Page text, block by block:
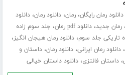
دانلود رمان رایگان،رمان،دانلود رمان،دانلود
،رمان جدید،دانلود pdf رمان ، جلد سوم زاده
تاریکی جلد سوم،دانلود رمان هیجان انگیز،
،دانلود رمان ایرانی،دانلود رمان،داستان و
،داستان فانتزی،دانلود داستان خیالی